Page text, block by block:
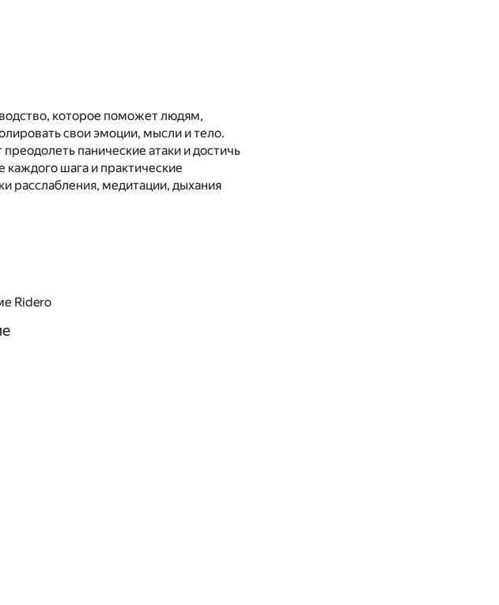
которое поможет людям,
свои эмоции, мысли и тело.
панические атаки и достичь
каждого шага и практические
расслабления, медитации, дыхания
Ridero